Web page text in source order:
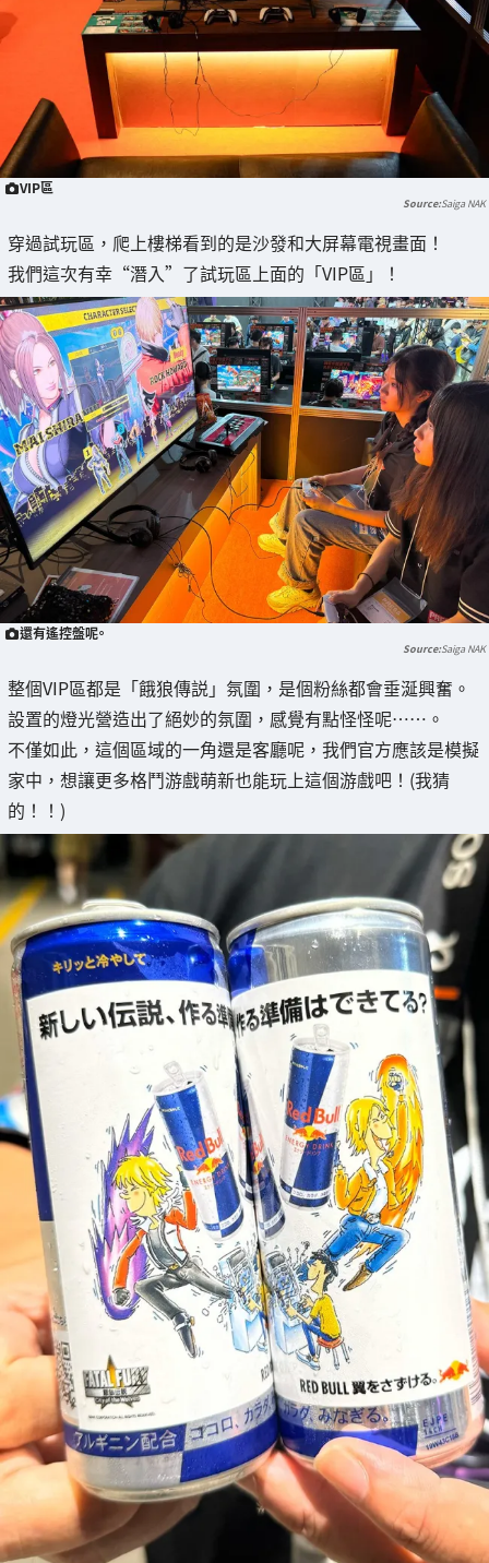
VIP區
Saiga NAK
穿過試玩區，爬上樓梯看到的是沙發和大屏幕電視畫面！
我們這次有幸“潛入”了試玩區上面的「VIP區」！
還有遙控盤呢。
Saiga NAK
整個VIP區都是「餓狼傳説」氛圍，是個粉絲都會垂涎興奮。
設置的燈光營造出了絕妙的氛圍，感覺有點怪怪呢……。
不僅如此，這個區域的一角還是客廳呢，我們官方應該是模擬
家中，想讓更多格鬥游戲萌新也能玩上這個游戲吧！(我猜
的！！)